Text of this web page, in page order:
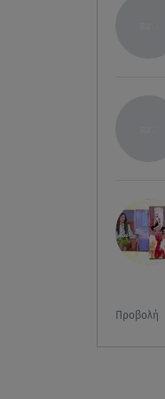
Προβολή